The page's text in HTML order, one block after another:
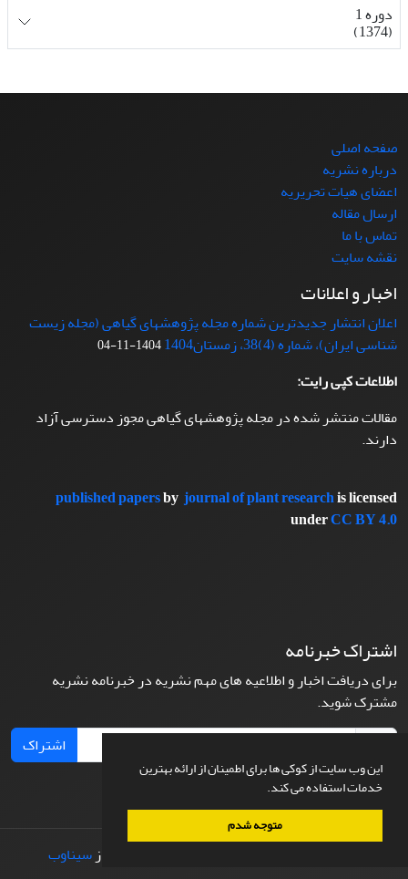
این وب سایت از کوکی ها برای اطمینان از ارائه بهترین
خدمات استفاده می کند.
متوجه شدم
دوره 1
(1374)
صفحه اصلی
درباره نشریه
اعضای هیات تحریریه
ارسال مقاله
تماس با ما
نقشه سایت
اخبار و اعلانات
اعلان انتشار جدیدترین شماره مجله پژوهشهای گیاهی (مجله زیست
شناسی ایران)، شماره (4)38، زمستان1404
1404-11-04
اطلاعات کپی رایت:
مقالات منتشر شده در مجله پژوهشهای گیاهی مجوز دسترسی آزاد
دارند.
published papersbyjournal of plant researchis licensed
underCC BY 4.0
اشتراک خبرنامه
برای دریافت اخبار و اطلاعیه های مهم نشریه در خبرنامه نشریه
مشترک شوید.
اشتراک
طراحی و پیاده سازی ازسیناوب